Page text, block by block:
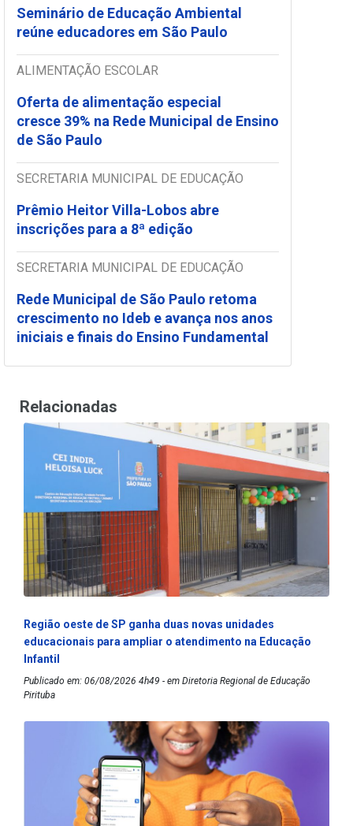
Seminário de Educação Ambiental
reúne educadores em São Paulo
ALIMENTAÇÃO ESCOLAR
Oferta de alimentação especial
cresce 39% na Rede Municipal de Ensino
de São Paulo
SECRETARIA MUNICIPAL DE EDUCAÇÃO
Prêmio Heitor Villa-Lobos abre
inscrições para a 8ª edição
SECRETARIA MUNICIPAL DE EDUCAÇÃO
Rede Municipal de São Paulo retoma
crescimento no Ideb e avança nos anos
iniciais e finais do Ensino Fundamental
Relacionadas
Região oeste de SP ganha duas novas unidades
educacionais para ampliar o atendimento na Educação
Infantil
Publicado em: 06/08/2026 4h49 - em Diretoria Regional de Educação
Pirituba